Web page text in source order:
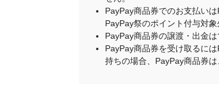
PayPay商品券でのお支払い
PayPay祭のポイント付与対象
PayPay商品券の譲渡・出金は
PayPay商品券を受け取るに
持ちの場合、PayPay商品券